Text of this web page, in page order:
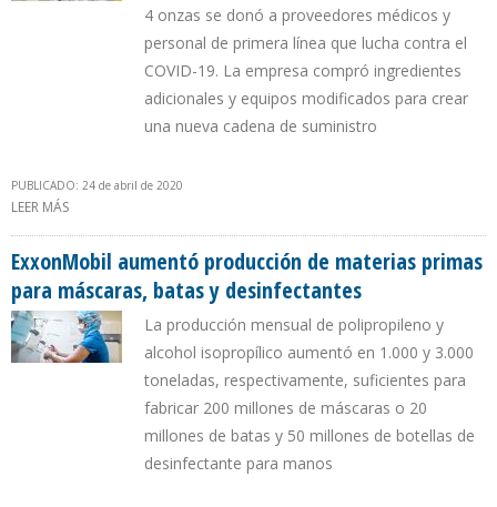
4 onzas se donó a proveedores médicos y
personal de primera línea que lucha contra el
COVID-19. La empresa compró ingredientes
adicionales y equipos modificados para crear
una nueva cadena de suministro
PUBLICADO: 24 de abril de 2020
LEER MÁS
ExxonMobil aumentó producción de materias primas
para máscaras, batas y desinfectantes
La producción mensual de polipropileno y
alcohol isopropílico aumentó en 1.000 y 3.000
toneladas, respectivamente, suficientes para
fabricar 200 millones de máscaras o 20
millones de batas y 50 millones de botellas de
desinfectante para manos